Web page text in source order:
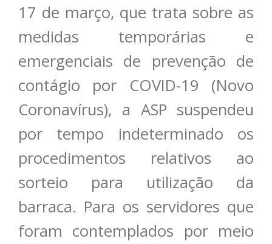
17 de março, que trata sobre as
medidas temporárias e
emergenciais de prevenção de
contágio por COVID-19 (Novo
Coronavírus), a ASP suspendeu
por tempo indeterminado os
procedimentos relativos ao
sorteio para utilização da
barraca. Para os servidores que
foram contemplados por meio